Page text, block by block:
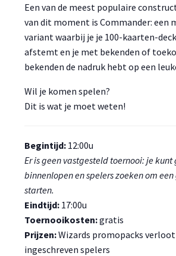
Een van de meest populaire
van dit moment is Commander: een
variant waarbij je je 100-kaarten-
afstemt en je met bekenden of
bekenden de nadruk hebt op een
Wil je komen spelen?
Dit is wat je moet weten!
Begintijd: 12:00u
Er is geen vastgesteld toernooi: je kunt
binnenlopen en spelers zoeken om
starten.
Eindtijd: 17:00u
Toernooikosten:gratis
Prijzen:Wizards promopacks
ingeschreven spelers